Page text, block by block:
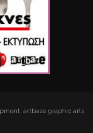
artbaze graphic arts